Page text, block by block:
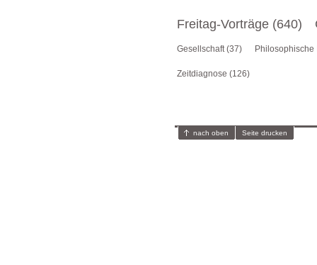
Freitag-Vorträge (640)
Gesellschaft (37) Philosophische
Zeitdiagnose (126)
nach oben Seite drucken